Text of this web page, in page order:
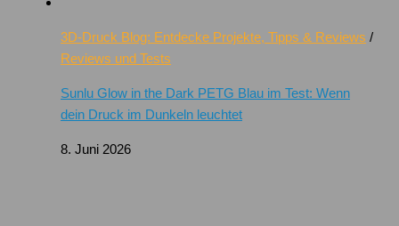
3D-Druck Blog: Entdecke Projekte, Tipps & Reviews /
Reviews und Tests
Sunlu Glow in the Dark PETG Blau im Test: Wenn
dein Druck im Dunkeln leuchtet
8. Juni 2026